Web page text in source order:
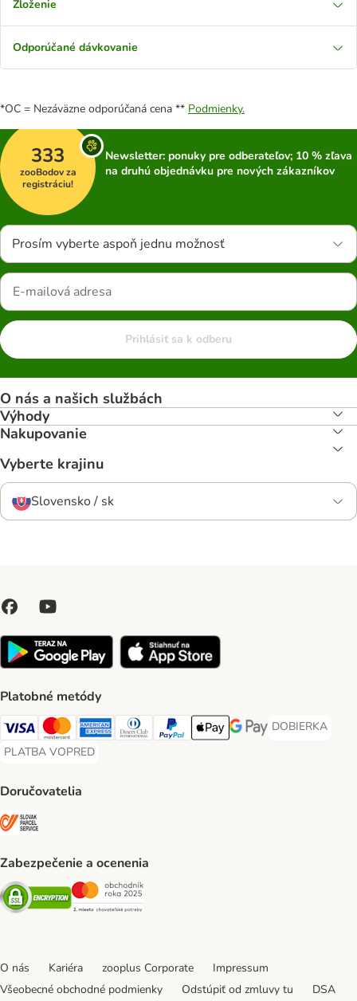
Zloženie
Odporúčané dávkovanie
*OC = Nezáväzne odporúčaná cena ** Podmienky.
333
zooBodov za
registráciu!
Newsletter: ponuky pre odberateľov; 10 % zľava
na druhú objednávku pre nových zákazníkov
Prosím vyberte aspoň jednu možnosť
Prihlásiť sa k odberu
O nás a našich službách
Výhody
Nakupovanie
Vyberte krajinu
Slovensko / sk
Platobné metódy
Visa Payment Method
Mastercard Payment Method
American Express Payment Method
Diners Club Payment Method
PayPal Payment Method
Apple Pay Payment Method
Google Pay Payment
DOBIERKA
DOBIERKA
PLATBA VOPRED
PLATBA VOPRED Payment Method
Doručovatelia
Zabezpečenie a ocenenia
Security Security
O nás Kariéra zooplus Corporate
Impressum
Všeobecné obchodné podmienky
Odstúpiť od zmluvy tu DSA